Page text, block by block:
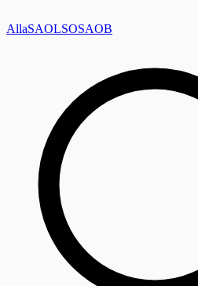
AllaSAOLSOSAOB